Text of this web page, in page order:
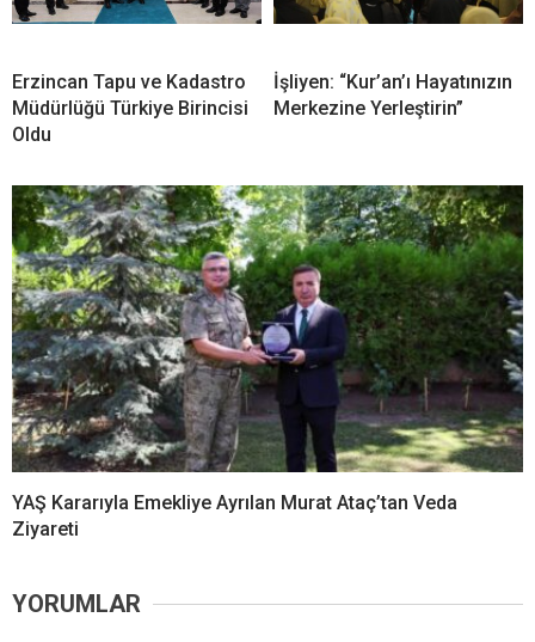
Erzincan Tapu ve Kadastro
Müdürlüğü Türkiye Birincisi
Oldu
İşliyen: “Kur’an’ı Hayatınızın
Merkezine Yerleştirin”
YAŞ Kararıyla Emekliye Ayrılan Murat Ataç’tan Veda
Ziyareti
YORUMLAR